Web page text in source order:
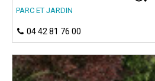
PARC ET JARDIN
04 42 81 76 00